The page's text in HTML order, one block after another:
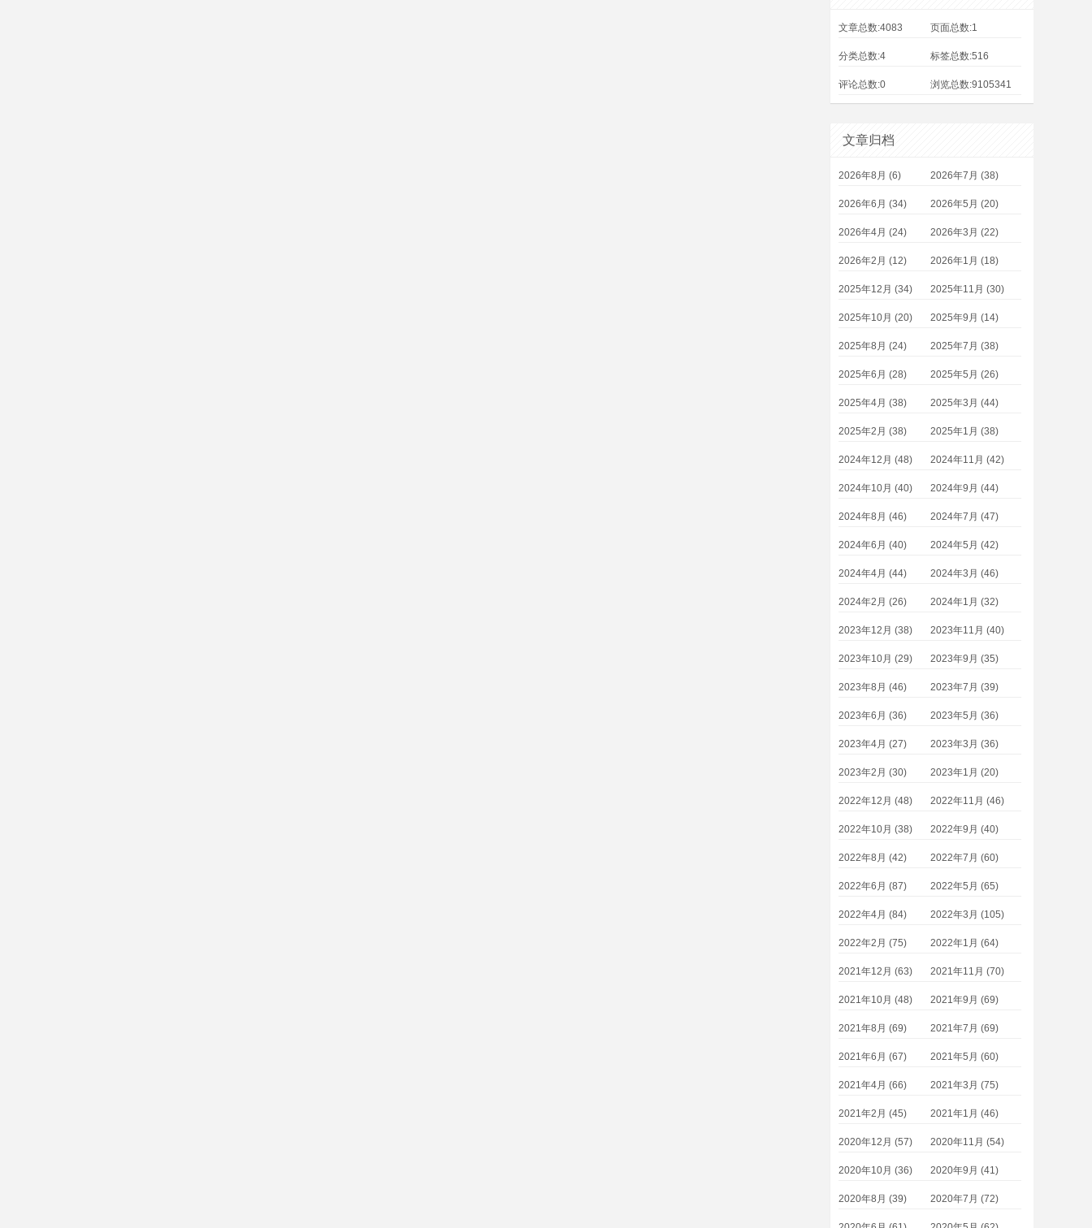
文章总数:4083 页面总数:1
分类总数:4 标签总数:516
评论总数:0 浏览总数:9105341
文章归档
2026年8月 (6) 2026年7月 (38)
2026年6月 (34) 2026年5月 (20)
2026年4月 (24) 2026年3月 (22)
2026年2月 (12) 2026年1月 (18)
2025年12月 (34) 2025年11月 (30)
2025年10月 (20) 2025年9月 (14)
2025年8月 (24) 2025年7月 (38)
2025年6月 (28) 2025年5月 (26)
2025年4月 (38) 2025年3月 (44)
2025年2月 (38) 2025年1月 (38)
2024年12月 (48) 2024年11月 (42)
2024年10月 (40) 2024年9月 (44)
2024年8月 (46) 2024年7月 (47)
2024年6月 (40) 2024年5月 (42)
2024年4月 (44) 2024年3月 (46)
2024年2月 (26) 2024年1月 (32)
2023年12月 (38) 2023年11月 (40)
2023年10月 (29) 2023年9月 (35)
2023年8月 (46) 2023年7月 (39)
2023年6月 (36) 2023年5月 (36)
2023年4月 (27) 2023年3月 (36)
2023年2月 (30) 2023年1月 (20)
2022年12月 (48) 2022年11月 (46)
2022年10月 (38) 2022年9月 (40)
2022年8月 (42) 2022年7月 (60)
2022年6月 (87) 2022年5月 (65)
2022年4月 (84) 2022年3月 (105)
2022年2月 (75) 2022年1月 (64)
2021年12月 (63) 2021年11月 (70)
2021年10月 (48) 2021年9月 (69)
2021年8月 (69) 2021年7月 (69)
2021年6月 (67) 2021年5月 (60)
2021年4月 (66) 2021年3月 (75)
2021年2月 (45) 2021年1月 (46)
2020年12月 (57) 2020年11月 (54)
2020年10月 (36) 2020年9月 (41)
2020年8月 (39) 2020年7月 (72)